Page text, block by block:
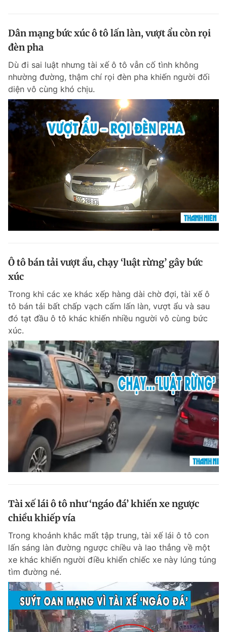
Dân mạng bức xúc ô tô lấn làn, vượt ẩu còn rọi
đèn pha
Dù đi sai luật nhưng tài xế ô tô vẫn cố tình không
nhường đường, thậm chí rọi đèn pha khiến người đối
diện vô cùng khó chịu.
Ô tô bán tải vượt ẩu, chạy ‘luật rừng’ gây bức
xúc
Trong khi các xe khác xếp hàng dài chờ đợi, tài xế ô
tô bán tải bất chấp vạch cấm lấn làn, vượt ẩu và sau
đó tạt đầu ô tô khác khiến nhiều người vô cùng bức
xúc.
Tài xế lái ô tô như ‘ngáo đá’ khiến xe ngược
chiều khiếp vía
Trong khoảnh khắc mất tập trung, tài xế lái ô tô con
lấn sáng làn đường ngược chiều và lao thẳng về một
xe khác khiến người điều khiển chiếc xe này lúng túng
tìm đường né.